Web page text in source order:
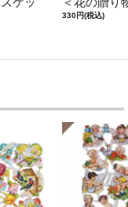
330円(税込)